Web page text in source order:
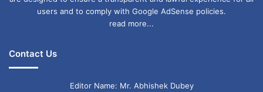
1 December 2025
users and to comply with Google AdSense policies.
read more...
Contact Us
Editor Name: Mr. Abhishek Dubey